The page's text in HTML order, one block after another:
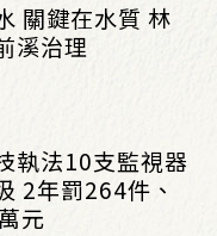
關鍵在水質 林
溪治理
執法10支監視器
2年罰264件、
元